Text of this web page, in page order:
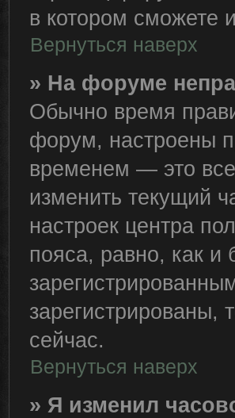
в котором сможете
Вернуться наверх
» На форуме
Обычно время
форум, настроены
временем — это
изменить текущий
настроек центра
пояса, равно, как и
зарегистрированы,
сейчас.
Вернуться наверх
» Я изменил